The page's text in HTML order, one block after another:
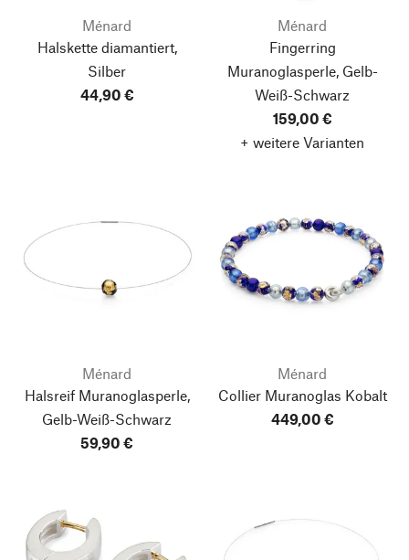
Ménard
Halskette diamantiert,
Silber
44,90 €
Ménard
Fingerring
Muranoglasperle, Gelb-
Weiß-Schwarz
159,00 €
+ weitere Varianten
Ménard
Halsreif Muranoglasperle,
Gelb-Weiß-Schwarz
59,90 €
Ménard
Collier Muranoglas Kobalt
449,00 €